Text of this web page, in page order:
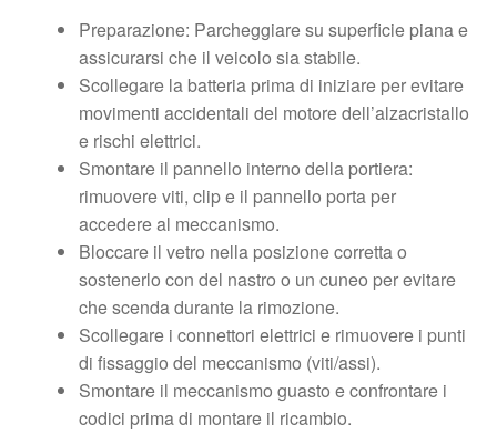
Preparazione: Parcheggiare su superficie piana e
assicurarsi che il veicolo sia stabile.
Scollegare la batteria prima di iniziare per evitare
movimenti accidentali del motore dell’alzacristallo
e rischi elettrici.
Smontare il pannello interno della portiera:
rimuovere viti, clip e il pannello porta per
accedere al meccanismo.
Bloccare il vetro nella posizione corretta o
sostenerlo con del nastro o un cuneo per evitare
che scenda durante la rimozione.
Scollegare i connettori elettrici e rimuovere i punti
di fissaggio del meccanismo (viti/assi).
Smontare il meccanismo guasto e confrontare i
codici prima di montare il ricambio.